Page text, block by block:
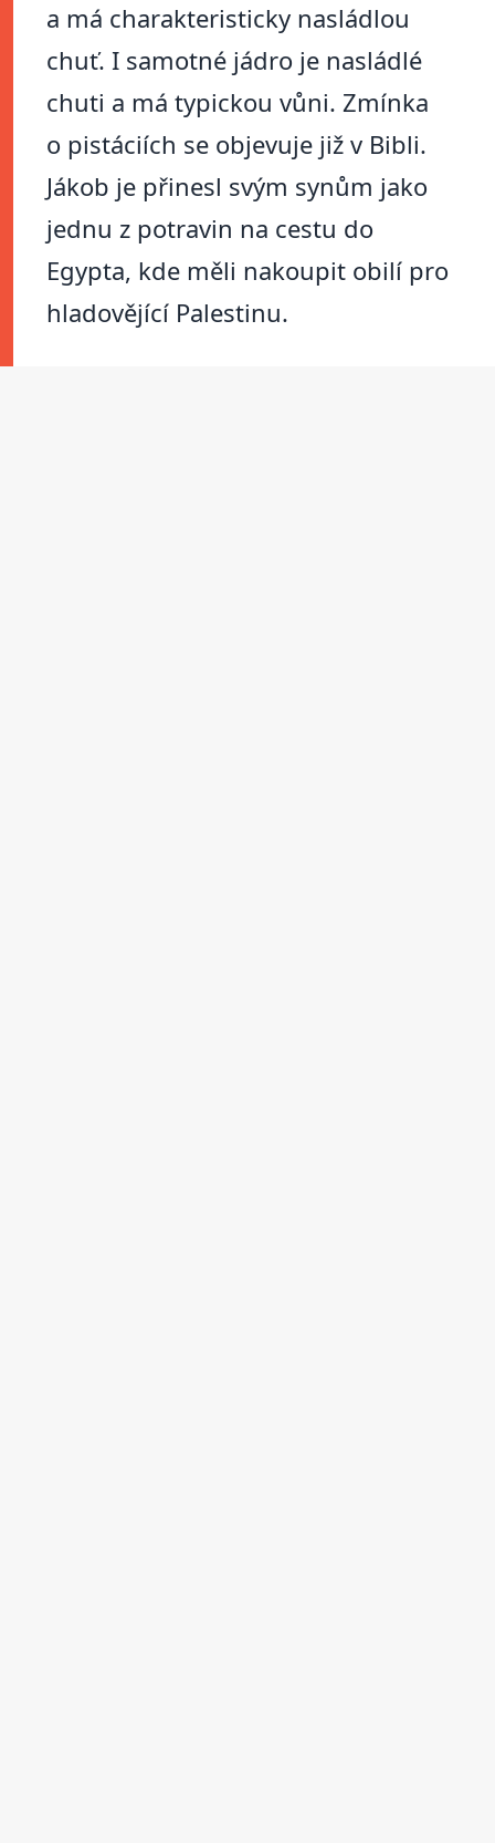
a má charakteristicky nasládlou
chuť. I samotné jádro je nasládlé
chuti a má typickou vůni. Zmínka
o pistáciích se objevuje již v Bibli.
Jákob je přinesl svým synům jako
jednu z potravin na cestu do
Egypta, kde měli nakoupit obilí pro
hladovějící Palestinu.